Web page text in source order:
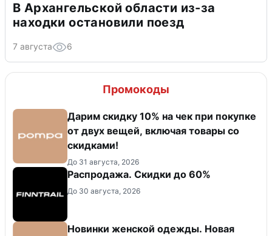
В Архангельской области из-за
находки остановили поезд
7 августа 6
Промокоды
Дарим скидку 10% на чек при покупке
от двух вещей, включая товары со
скидками!
До 31 августа, 2026
Распродажа. Скидки до 60%
До 30 августа, 2026
Новинки женской одежды. Новая